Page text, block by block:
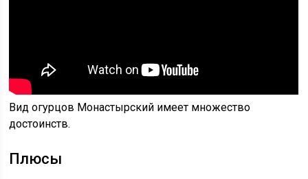
Вид огурцов Монастырский имеет множество
достоинств.
Плюсы